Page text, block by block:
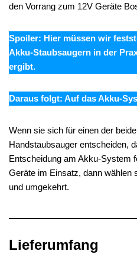
den Vorrang zum 12V Geräte
Spoiler: Hier müssen wir
Akku-Staubsaugern in der
ergibt.
Daraus folgt: Auf das Akku-
Wenn sie sich für einen der
Handstaubsauger entscheiden,
Entscheidung am Akku-System
Geräte im Einsatz, dann wählen
und umgekehrt.
Lieferumfang